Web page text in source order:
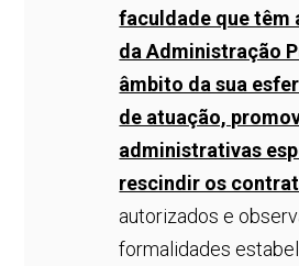
faculdade que têm
da Administração
âmbito da sua
de atuação,
administrativas
rescindir os
autorizados e
formalidades